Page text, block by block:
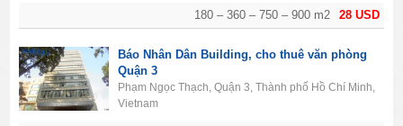
28 USD
180 – 360 – 750 – 900 m2
Báo Nhân Dân Building, cho thuê văn phòng
Quận 3
Phạm Ngọc Thạch, Quận 3, Thành phố Hồ Chí Minh,
Vietnam